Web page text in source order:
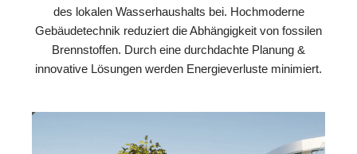
des lokalen Wasserhaushalts bei. Hochmoderne
Gebäudetechnik reduziert die Abhängigkeit von fossilen
Brennstoffen. Durch eine durchdachte Planung &
innovative Lösungen werden Energieverluste minimiert.